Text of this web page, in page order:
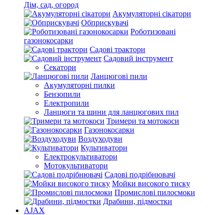
Дім, сад, огород
Акумуляторні сікатори
Обприскувачі
Роботизовані
газонокосарки
Садові трактори
Садовий інструмент
Секатори
Ланцюгові пили
Акумуляторні пилки
Бензопили
Електропили
Ланцюги та шини для ланцюгових пил
Тримери та мотокоси
Газонокосарки
Воздуходуви
Культиватори
Електрокультиватори
Мотокультиватори
Садові подрібнювачі
Мойки високого тиску
Промислові пилосмоки
Драбини, підмостки
AJAX